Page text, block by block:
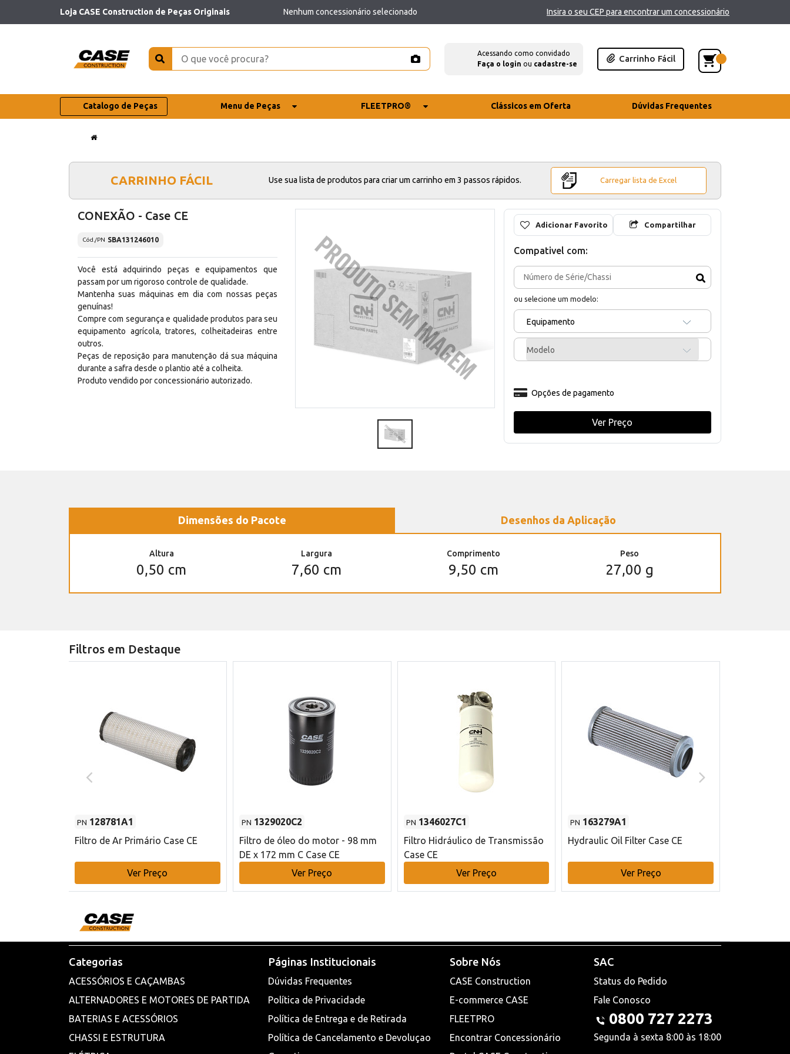
Loja CASE Construction de Peças Originais Nenhum concessionário selecionado Insira o seu CEP para encontrar um concessionário
Acessando como convidado
Faça o login ou cadastre-se
Carrinho Fácil
Catalogo de Peças Menu de Peças FLEETPRO® Clássicos em Oferta Dúvidas Frequentes
CARRINHO FÁCIL Use sua lista de produtos para criar um carrinho em 3 passos rápidos. Carregar lista de Excel
CONEXÃO - Case CE
Cód./PN SBA131246010
Você está adquirindo peças e equipamentos que
passam por um rigoroso controle de qualidade.
Mantenha suas máquinas em dia com nossas peças
genuínas!
Compre com segurança e qualidade produtos para seu
equipamento agrícola, tratores, colheitadeiras entre
outros.
Peças de reposição para manutenção dá sua máquina
durante a safra desde o plantio até a colheita.
Produto vendido por concessionário autorizado.
Adicionar Favorito Compartilhar
Compativel com:
ou selecione um modelo:
Equipamento
Modelo
Opções de pagamento
Ver Preço
Dimensões do Pacote Desenhos da Aplicação
Altura
0,50 cm
Largura
7,60 cm
Comprimento
9,50 cm
Peso
27,00 g
Filtros em Destaque
PN 128781A1
Filtro de Ar Primário Case CE
Ver Preço
PN 1329020C2
Filtro de óleo do motor - 98 mm
DE x 172 mm C Case CE
Ver Preço
PN 1346027C1
Filtro Hidráulico de Transmissão
Case CE
Ver Preço
PN 163279A1
Hydraulic Oil Filter Case CE
Ver Preço
Categorias
ACESSÓRIOS E CAÇAMBAS
ALTERNADORES E MOTORES DE PARTIDA
BATERIAS E ACESSÓRIOS
CHASSI E ESTRUTURA
Páginas Institucionais
Dúvidas Frequentes
Política de Privacidade
Política de Entrega e de Retirada
Política de Cancelamento e Devoluçao
Sobre Nós
CASE Construction
E-commerce CASE
FLEETPRO
Encontrar Concessionário
SAC
Status do Pedido
Fale Conosco
0800 727 2273
Segunda à sexta 8:00 às 18:00